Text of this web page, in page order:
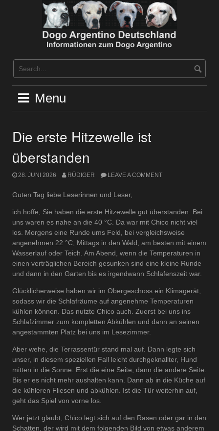
Menu
Die erste Hitzewelle ist
überstanden
28. JUNI 2026 RÜDIGER LEAVE A COMMENT
Guten Tag liebe Leserinnen und Leser,
ich hoffe, Sie haben die erste Hitzewelle gut überstanden. Bei
uns waren es nahe an die 40 °C. Da war mit Chico nicht viel
los. Morgens eine Runde ums Feld, bei vergleichsweise
angenehmen 22 °C, Mittags in den Wald, am besten mit einem
Wasserlauf oder Teich. Am Abend, wenn die Temperaturen in
einen verträglichen Bereich gesunken sind eine kleine Runde
und dann in den Garten bis es irgendwann Schlafenszeit war.
Glücklicherweise haben wir im Obergeschoss ein Klimagerät,
sodass wir die Schlafräume auf angenehme Temperaturen
kühlen können. Das nutzte Chico auch. Zuerst bei uns ins
Schlafzimmer zum kompletten Abkühlen und dann an seinen
angestammten Platz bei uns im Lesezimmer.
Aber wehe, die Terrassentür stand mal auf. Dann legte sich
unser, in diesem speziellen Fall leicht durchgeknallter, Hund
mitten in die Sonne. Erst die eine Seite, dann die andere Seite.
Bis er es nicht mehr aushalten kann. Dann ab in die Küche auf
die kühleren Fliesen und abkühlen. Ist die Tür weiterhin auf,
geht das Spiel von vorne los.
Wer jetzt glaubt, Chico legt sich auf den Rasen oder gar in den
Schatten, der wird mit dem folgenden Bild von etwas anderem